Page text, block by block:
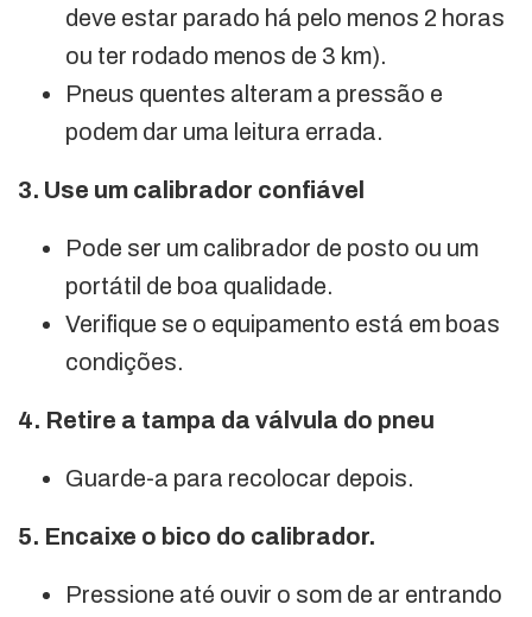
deve estar parado há pelo menos 2 horas
ou ter rodado menos de 3 km).
Pneus quentes alteram a pressão e
podem dar uma leitura errada.
3. Use um calibrador confiável
Pode ser um calibrador de posto ou um
portátil de boa qualidade.
Verifique se o equipamento está em boas
condições.
4. Retire a tampa da válvula do pneu
Guarde-a para recolocar depois.
5. Encaixe o bico do calibrador.
Pressione até ouvir o som de ar entrando